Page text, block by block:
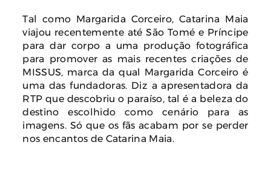
Tal como Margarida Corceiro, Catarina Maia
viajou recentemente até São Tomé e Príncipe
para dar corpo a uma produção fotográfica
para promover as mais recentes criações de
MISSUS, marca da qual Margarida Corceiro é
uma das fundadoras. Diz a apresentadora da
RTP que descobriu o paraíso, tal é a beleza do
destino escolhido como cenário para as
imagens. Só que os fãs acabam por se perder
nos encantos de Catarina Maia.